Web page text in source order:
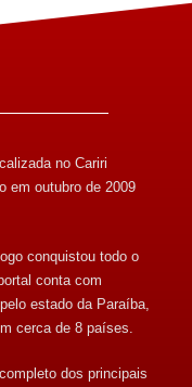
no Cariri
em outubro de 2009
conquistou todo o
conta com
estado da Paraíba,
cerca de 8 países.
dos principais